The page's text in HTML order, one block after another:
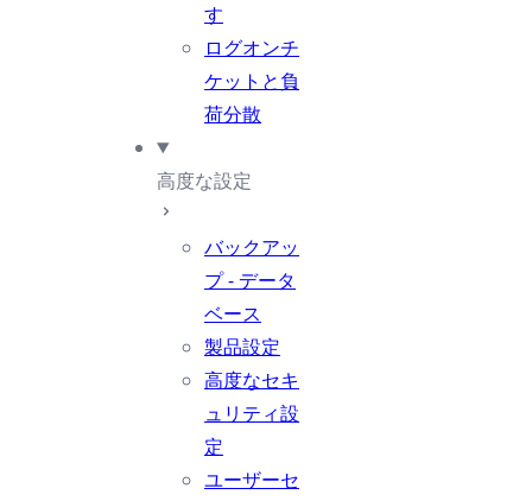
す
ログオンチ
ケットと負
荷分散
高度な設定
バックアッ
プ - データ
ベース
製品設定
高度なセキ
ュリティ設
定
ユーザーセ